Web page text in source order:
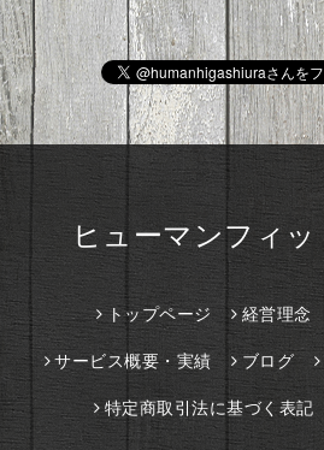
ヒューマンフィ
トップページ 経営理念
サービス概要・実績 ブログ
特定商取引法に基づく表記